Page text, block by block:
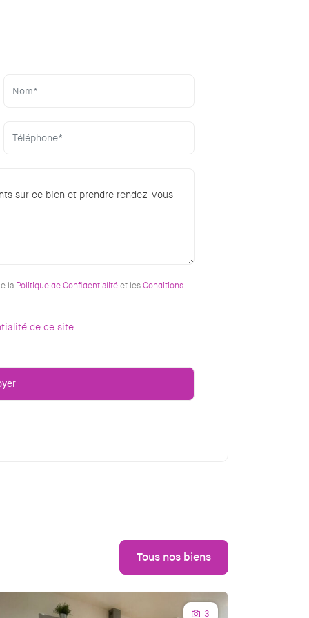
la Politique de Confidentialitéet lesConditions
de ce site
Tous nos biens
3